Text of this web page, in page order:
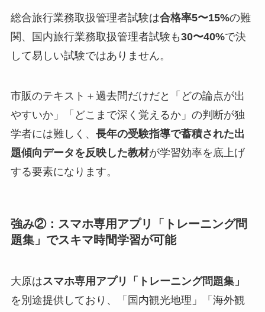
総合旅行業務取扱管理者試験は合格率5〜15%の難
関、国内旅行業務取扱管理者試験も30〜40%で決
して易しい試験ではありません。
市販のテキスト＋過去問だけだと「どの論点が出
やすいか」「どこまで深く覚えるか」の判断が独
学者には難しく、 長年の受験指導で蓄積された出
題傾向データを反映した教材が学習効率を底上げ
する要素になります。
強み②：スマホ専用アプリ「トレーニング問
題集」でスキマ時間学習が可能
大原はスマホ専用アプリ「トレーニング問題集」
を別途提供しており、「国内観光地理」「海外観